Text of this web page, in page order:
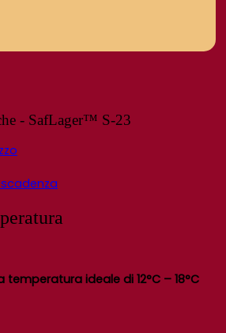
- SafLager™ S-23
temperatura ideale di 12°C – 18°C